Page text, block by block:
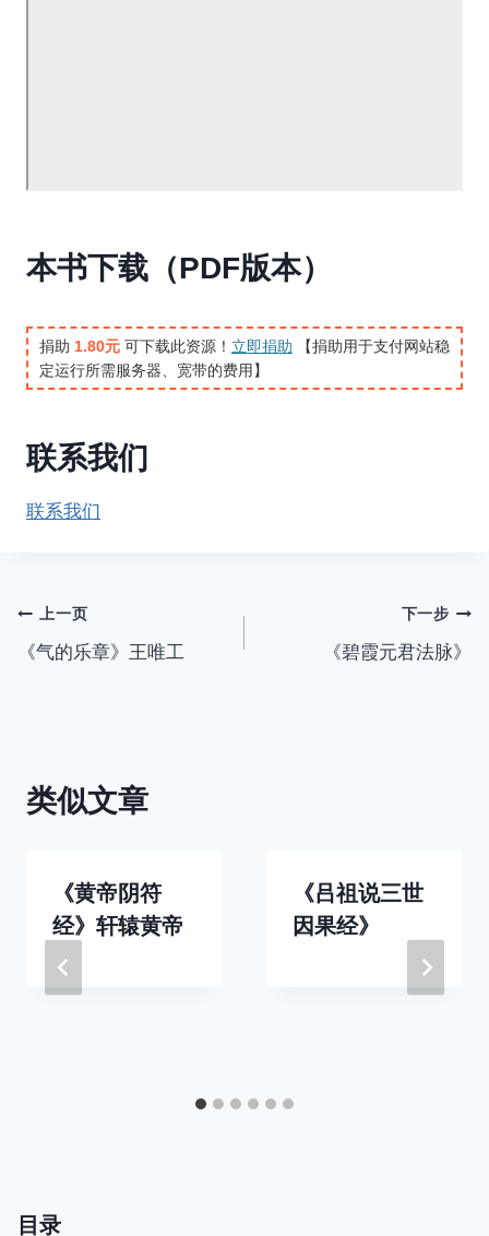
本书下载（PDF版本）
捐助 1.80元 可下载此资源！ 立即捐助 【捐助用于支付网站稳
定运行所需服务器、宽带的费用】
联系我们
联系我们
文
章
上一页
《气的乐章》王唯工
下一步
《碧霞元君法脉》
类似文章
《黄帝阴符
经》轩辕黄帝
《吕祖说三世
因果经》
目录